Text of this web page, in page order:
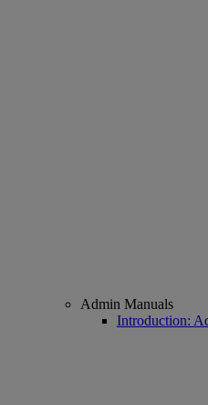
Admin Manuals
Introduction: